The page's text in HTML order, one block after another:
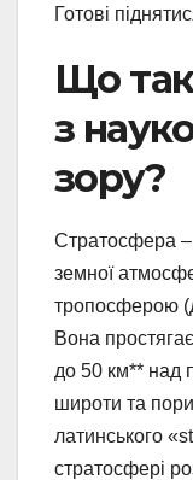
Готові
Що
з
зору?
Стратосфера
земної
тропосферою
Вона
до 50 км** над
широти та
латинського
стратосфері